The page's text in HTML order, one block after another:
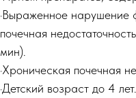
·Выраженное нарушение
почечная
мин).
·Хроническая почечная
·Детский возраст до 4 лет.